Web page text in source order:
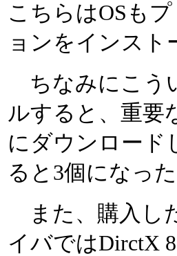
こちらはOSも
ョンをインス
ちなみにこう
ルすると、重要
にダウンロード
ると3個になった
また、購入し
イバではDirctX